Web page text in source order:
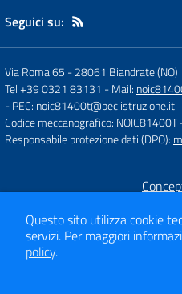
Seguici su:
Via Roma 65 -28061 Biandrate (NO)
Tel +39 0321 83131 - Mail:
- PEC: noic81400t@pec.istruzione.it
Codice meccanografico: NOIC81400T
Responsabile protezione dati (DPO):
Questo sito utilizza cookie
servizi. Per maggiori
policy.